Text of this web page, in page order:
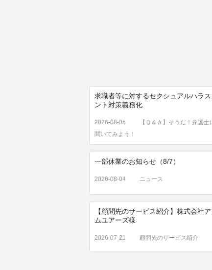
求職者等に対するセクシュアルハラス
ント対策義務化
2026-08-05
【Ｑ＆Ａ】そうだ！弁護士
聞いてみよう！
一部休業のお知らせ（8/7）
2026-08-04 ニュース
【顧問先のサービス紹介】株式会社ア
ムユアーズ様
2026-07-21 顧問先のサービス紹介